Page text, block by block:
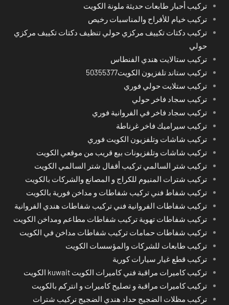
تركيب أحبار طابعات حديثة ملونة الكويت
تركيب خيام للأفراح والمناسبات رخيص
تركيب دكتات تكييف مركزي حولي تنظيف دكتات تكييف مركزي
حولي
تركيب ستالايت هندي الفنطاس
تركيب ستاند تلفزيون الكويت50355377
تركيب ستلايت حولي فوري
تركيب سجاد فاخر حولي
تركيب سجاد فاخر في الفروانية فوري
تركيب سيراميك فاخر غرناطة
تركيب شاشات وتلفزيون الكويت فوري
تركيب شاشات وتلفزيونات بيع قريب من موقعي الكويت
تركيب شتر السالمي تركيب أقفال شتر السالمي الكويت
تركيب شترات المنيوم للكراج و المصانع والشركات بالكويت
تركيب شفاط فني تركيب شفاطات و مداخن فورية بالكويت
تركيب شفاطات الفروانية فني تركيب شفاطات هندي الفروانية
تركيب شفاطات تهوية تركيب شفاطات مطاعم ومداخن الكويت
تركيب شفاطات حمامات تركيب شفاطات مداخن في الكويت
تركيب طابعات للشركات والمؤسسات الكويت
تركيب قطع غيار سيارات كورية
تركيب كاميرات مراقبة فني كاميرات الكويت kuwait الكويت
تركيب كاميرات مراقبة و تصليح كاميرات و انتركم بالكويت
تركيب مظلات الضجيج حداد هندي الضجيج تركيب شترات